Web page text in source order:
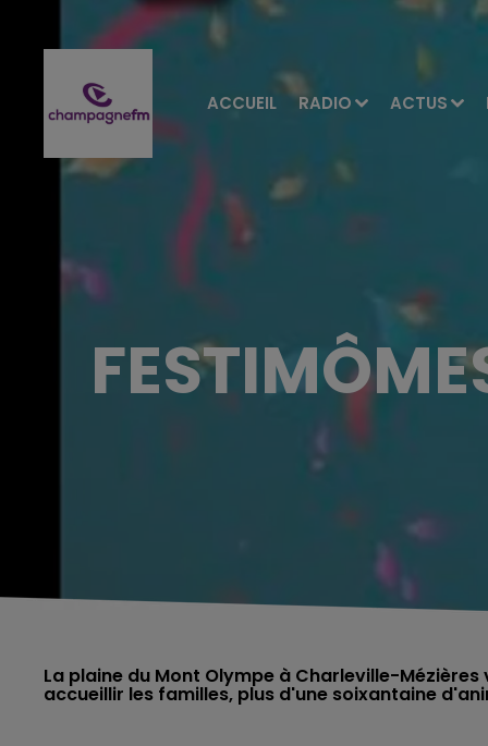
ACCUEIL RADIO ACTUS
La plaine du Mont Olympe à Charleville-
accueillir les familles, plus d'une soixantaine